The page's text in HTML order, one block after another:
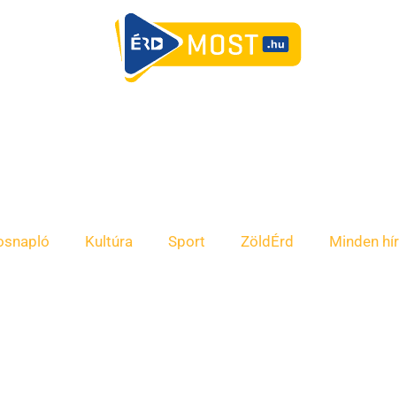
Kultúra Sport ZöldÉrd Minden hír